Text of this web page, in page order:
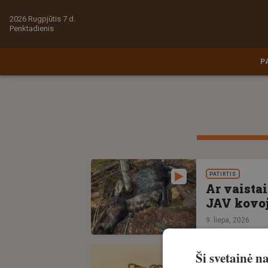
2026 Rugpjūtis 7 d.
Penktadienis
PATIRTIS
Ar
JAV
9. liepa, 2026
PATIRTIS
Ši svetainė